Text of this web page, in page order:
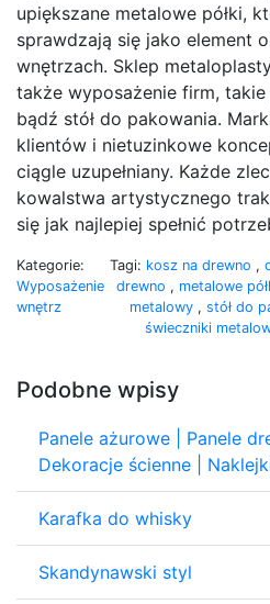
upiększane metalowe półki,
sprawdzają się jako element
wnętrzach. Sklep
także wyposażenie firm,
bądź stół do pakowania.
klientów i nietuzinkowe
ciągle uzupełniany. Każde
kowalstwa artystycznego
się jak najlepiej spełnić
Kategorie:
Wyposażenie
wnętrz
Tagi: kosz na drewno ,
drewno , metalowe
metalowy , stół do
świeczniki
Podobne wpisy
Panele ażurowe | Panele
Dekoracje ścienne |
Karafka do whisky
Skandynawski styl